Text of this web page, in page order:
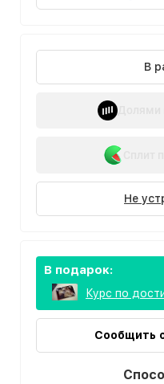
В
Долями
Не
В подарок:
Курс по
Сообщить